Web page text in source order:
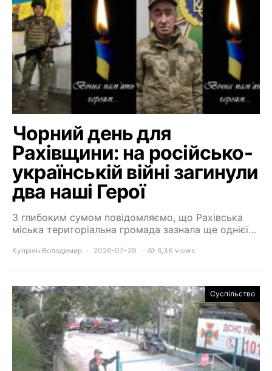
Чорний день для
Рахівщини: на російсько-
українській війні загинули
два наші Герої
З глибоким сумом повідомляємо, що Рахівська
міська територіальна громада зазнала ще однієї…
Купріян Володимир 2026-07-29 6,3K views
Суспільство